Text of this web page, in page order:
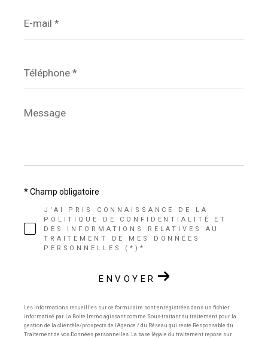
mail
*
*
Message
*
J'AI PRIS CONNAISSANCE DE LA
POLITIQUE DE CONFIDENTIALITÉ ET
DES INFORMATIONS RELATIVES AU
TRAITEMENT DE MES DONNÉES
PERSONNELLES (*)*
* Champ obligatoire
ENVOYER
Les informations recueillies sur ce formulaire sont enregistrées dans un fichier
informatisé par La Boite Immo agissant comme Sous-traitant du traitement pour la
gestion de la clientèle/prospects de l'Agence / du Réseau qui reste Responsable du
Traitement de vos Données personnelles. La base légale du traitement repose sur